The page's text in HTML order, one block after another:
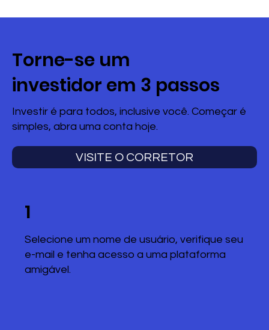
Torne-se um
investidor em 3 passos
Investir é para todos, inclusive você. Começar é
simples, abra uma conta hoje.
VISITE O CORRETOR
1
Selecione um nome de usuário, verifique seu
e-mail e tenha acesso a uma plataforma
amigável.